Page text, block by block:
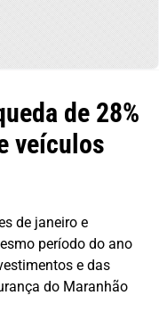
de 28%
veículos
de janeiro e
período do ano
e das
do Maranhão